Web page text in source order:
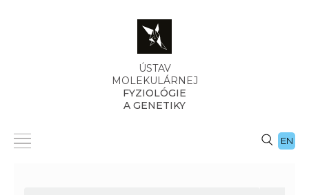
ÚSTAV
MOLEKULÁRNEJ
FYZIOLÓGIE
A GENETIKY
EN